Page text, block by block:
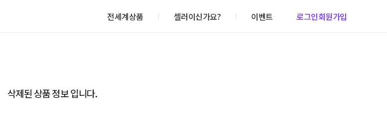
전세계상품 셀러이신가요? 이벤트 로그인회원가입
삭제된 상품 정보 입니다.